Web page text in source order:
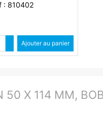
: 810402
Quantité
Augmenter quantité
Diminuer quantité
Ajouter au panier
50 X 114 MM,